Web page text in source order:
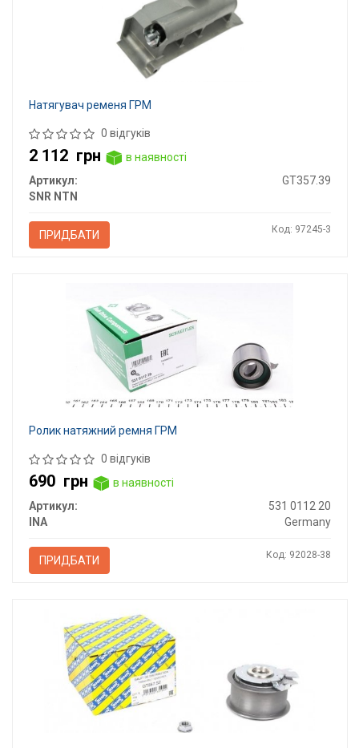
Натягувач ременя ГРМ
0 відгуків
2 112 грн
в наявності
Артикул:
GT357.39
SNR NTN
ПРИДБАТИ Код: 97245-3
Ролик натяжний ремня ГРМ
0 відгуків
690 грн
в наявності
Артикул:
531 0112 20
INA
Germany
ПРИДБАТИ Код: 92028-38